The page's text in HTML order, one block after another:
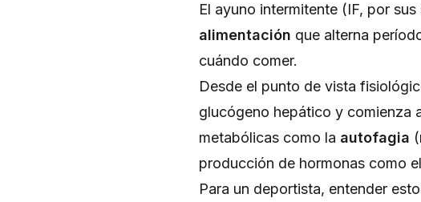
El ayuno intermitente (IF, por
alimentación que alterna
cuándo comer.
Desde el punto de vista
glucógeno hepático y comienza
metabólicas como la autofagia
producción de hormonas como
Para un deportista, entender